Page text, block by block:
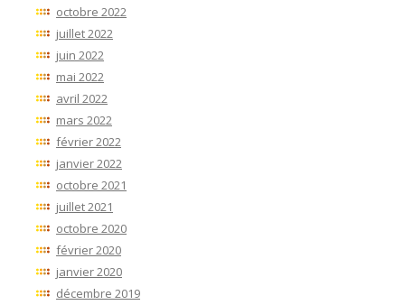
octobre 2022
juillet 2022
juin 2022
mai 2022
avril 2022
mars 2022
février 2022
janvier 2022
octobre 2021
juillet 2021
octobre 2020
février 2020
janvier 2020
décembre 2019